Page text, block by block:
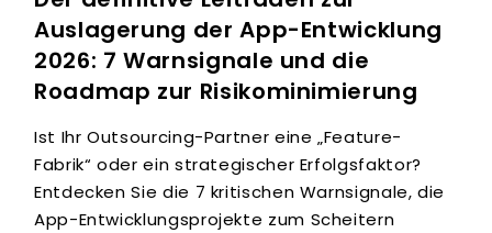
Auslagerung der App-Entwicklung
2026: 7 Warnsignale und die
Roadmap zur Risikominimierung
Ist Ihr Outsourcing-Partner eine „Feature-
Fabrik“ oder ein strategischer Erfolgsfaktor?
Entdecken Sie die 7 kritischen Warnsignale, die
App-Entwicklungsprojekte zum Scheitern